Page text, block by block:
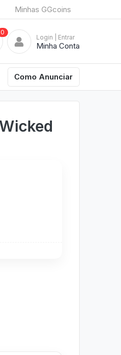
Minhas GGcoins
0
Login | Entrar
Minha Conta
Como Anunciar